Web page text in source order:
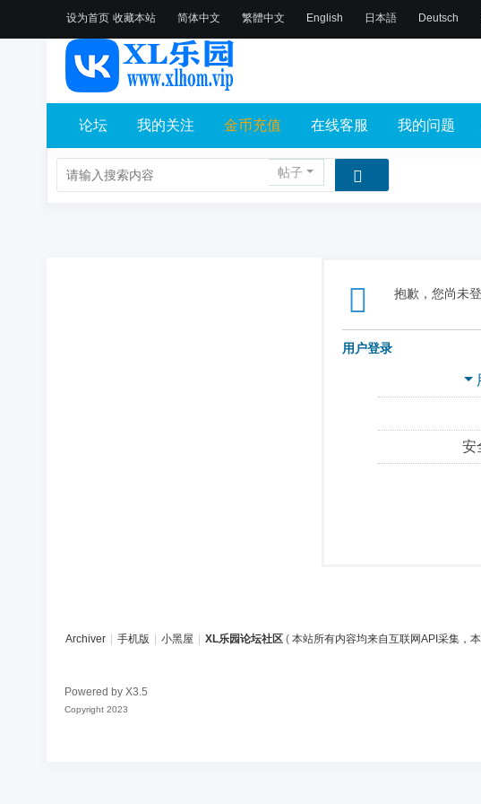
设为首页 收藏本站 简体中文 繁體中文 English 日本語 Deutsch
论坛 我的关注 金币充值 在线客服 我的问题
帖子
抱歉，您尚未
用户登录
安
Archiver 手机版 小黑屋 XL乐园论坛社区 ( 本站所有内容均来自互联网API采集，
Powered by X3.5
Copyright 2023